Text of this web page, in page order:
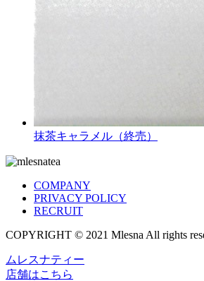
抹茶キャラメル（終売）
COMPANY
PRIVACY POLICY
RECRUIT
COPYRIGHT © 2021 Mlesna All rights
ムレスナティー
店舗はこちら